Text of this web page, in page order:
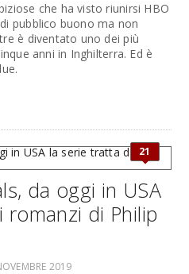
che ha visto riunirsi HBO
pubblico buono ma non
è diventato uno dei più
anni in Inghilterra. Ed è
21
da oggi in USA
di Philip
2019